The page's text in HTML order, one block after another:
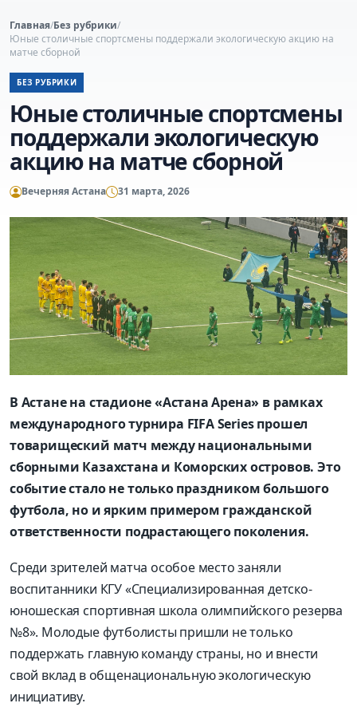
Главная/Без рубрики/
Юные столичные спортсмены поддержали экологическую акцию на
матче сборной
БЕЗ РУБРИКИ
Юные столичные спортсмены
поддержали экологическую
акцию на матче сборной
Вечерняя Астана 31 марта, 2026
В Астане на стадионе «Астана Арена» в рамках
международного турнира FIFA Series прошел
товарищеский матч между национальными
сборными Казахстана и Коморских островов. Это
событие стало не только праздником большого
футбола, но и ярким примером гражданской
ответственности подрастающего поколения.
Среди зрителей матча особое место заняли
воспитанники КГУ «Специализированная детско-
юношеская спортивная школа олимпийского резерва
№8». Молодые футболисты пришли не только
поддержать главную команду страны, но и внести
свой вклад в общенациональную экологическую
инициативу.